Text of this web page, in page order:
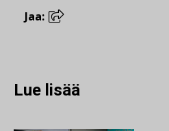
Jaa:
Lue lisää